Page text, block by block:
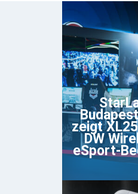
zeigt
DW
eSport-